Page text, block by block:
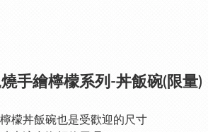
手繪檸檬系列-丼飯碗(限量)
檬丼飯碗也是受歡迎的尺寸